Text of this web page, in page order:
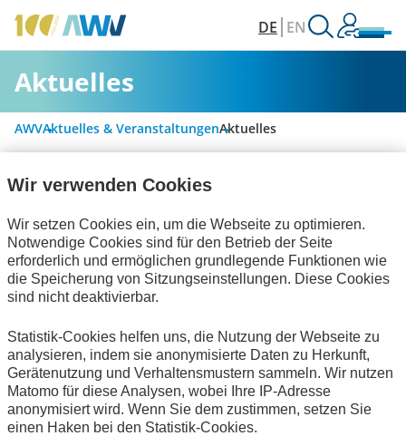
DE EN
Aktuelles
AWVAktuelles & VeranstaltungenAktuelles
Personalwirtschaft
Handel und elektronische Kommunikation
Technische Standards
Interviews
Keine Nachrichten verfügbar.
Wir verwenden Cookies
Wir setzen Cookies ein, um die Webseite zu optimieren.
Notwendige Cookies sind für den Betrieb der Seite
erforderlich und ermöglichen grundlegende Funktionen wie
die Speicherung von Sitzungseinstellungen. Diese Cookies
sind nicht deaktivierbar.
Statistik-Cookies helfen uns, die Nutzung der Webseite zu
analysieren, indem sie anonymisierte Daten zu Herkunft,
Gerätenutzung und Verhaltensmustern sammeln. Wir nutzen
Matomo für diese Analysen, wobei Ihre IP-Adresse
anonymisiert wird. Wenn Sie dem zustimmen, setzen Sie
einen Haken bei den Statistik-Cookies.